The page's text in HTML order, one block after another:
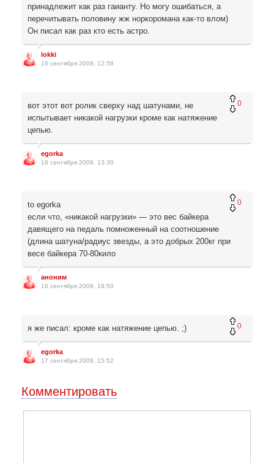
принадлежит как раз гаианту. Но могу ошибаться, а
перечитывать половину жж норкоромана как-то влом)
Он писал как раз кто есть астро.
lokki
16 сентября 2009, 12:59
0
вот этот вот ролик сверху над шатунами, не
испытывает никакой нагрузки кроме как натяжение
цепью.
egorka
16 сентября 2009, 13:30
0
to egorka
если что, «никакой нагрузки» — это вес байкера
давящего на педаль помноженный на соотношение
(длина шатуна/радиус звезды, а это добрых 200кг при
весе байкера 70-80кило
аноним
16 сентября 2009, 19:50
0
я же писал: кроме как натяжение цепью. ;)
egorka
17 сентября 2009, 15:52
Комментировать